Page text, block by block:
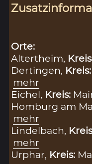
Orte:
Altertheim,
Dertingen, Kreis:
mehr
Eichel, Kreis:
Homburg am
mehr
Lindelbach,
mehr
Urphar, Kreis: